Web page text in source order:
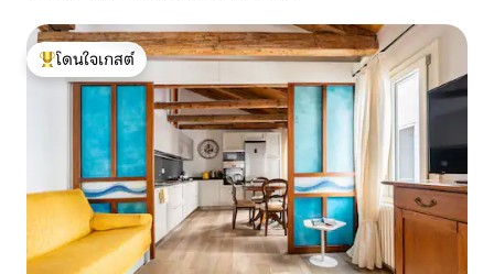
โดนใจเกสต์ที่สุด
โดนใจเกสต์